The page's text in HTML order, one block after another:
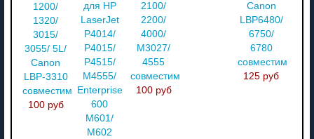
1200/
1320/
3015/
3055/ 5L/
Canon
LBP-3310
совместимый
100 руб
для HP
LaserJet
P4014/
P4015/
P4515/
M4555/
Enterprise
600
M601/
M602
2100/
2200/
4000/
M3027/
4555
совместимый
100 руб
Canon
LBP6480/
6750/
6780
совместимый
125 руб